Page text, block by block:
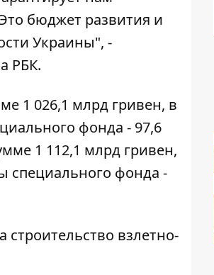
бюджет развития и
Украины", -
РБК.
1 026,1 млрд гривен, в
фонда - 97,6
1 112,1 млрд гривен,
специального фонда -
взлетно-